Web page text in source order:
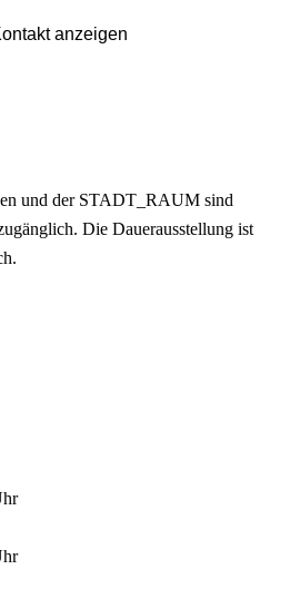
anzeigen
und der STADT_RAUM sind
Die Dauerausstellung ist